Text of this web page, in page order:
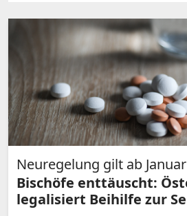
Neuregelung gilt ab Januar
Bischöfe enttäuscht:
legalisiert Beihilfe zur